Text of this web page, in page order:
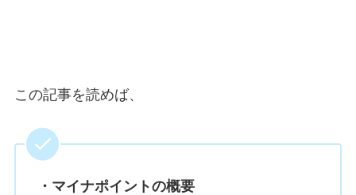
この記事を読めば、
・マイナポイントの概要